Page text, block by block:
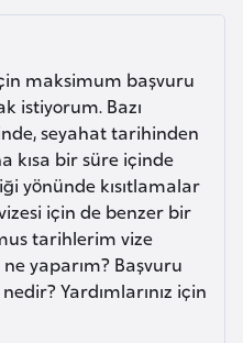
maksimum başvuru
istiyorum. Bazı
seyahat tarihinden
kısa bir süre içinde
yönünde kısıtlamalar
için de benzer bir
tarihlerim vize
yaparım? Başvuru
Yardımlarınız için